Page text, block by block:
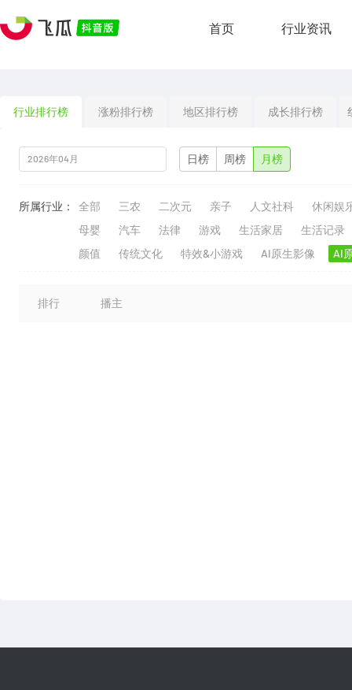
首页 行业资讯
行业排行榜 涨粉排行榜 地区排行榜 成长排行榜
日榜 周榜 月榜
所属行业： 全部 三农 二次元 亲子 人文社科
休闲娱
母婴
汽车 法律 游戏 生活家居
生活记录
颜值
传统文化 特效&小游戏 AI原生影像 AI
排行 播主